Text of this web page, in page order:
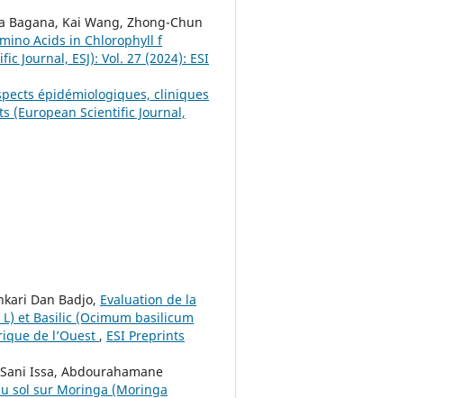
Bagana, Kai Wang, Zhong-Chun
Acids in Chlorophyll f
Journal, ESJ): Vol. 27 (2024): ESI
épidémiologiques, cliniques
(European Scientific Journal,
Dan Badjo, Evaluation de la
et Basilic (Ocimum basilicum
de l’Ouest , ESI Preprints
Issa, Abdourahamane
sol sur Moringa (Moringa